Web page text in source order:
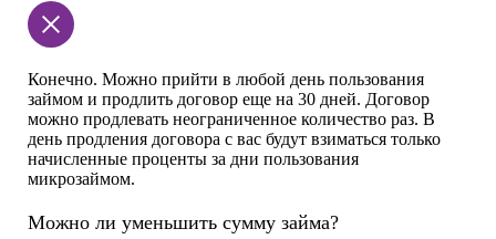
Конечно. Можно прийти в любой день пользования
займом и продлить договор еще на 30 дней. Договор
можно продлевать неограниченное количество раз. В
день продления договора с вас будут взиматься только
начисленные проценты за дни пользования
микрозаймом.
Можно ли уменьшить сумму займа?